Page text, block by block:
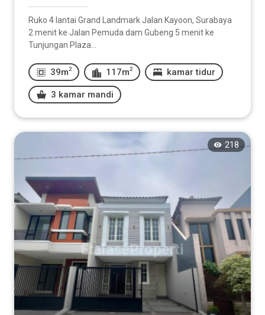
Ruko 4 lantai Grand Landmark Jalan Kayoon, Surabaya
2 menit ke Jalan Pemuda dam Gubeng 5 menit ke
Tunjungan Plaza...
39m 2 117m 2 kamar tidur
3 kamar mandi
218